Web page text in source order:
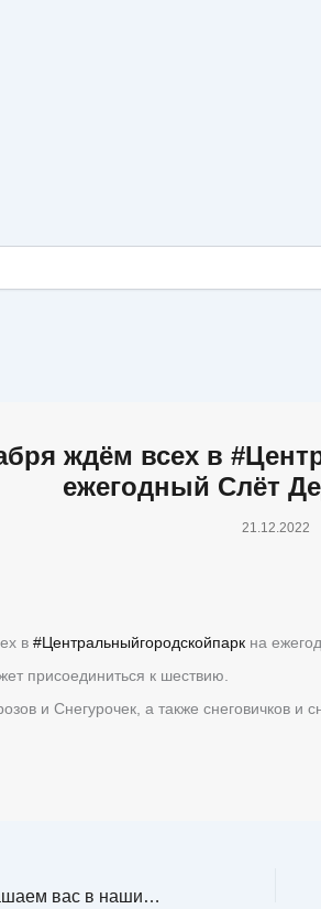
ждём всех в
ежегодный Слёт
21.12.2022
в #Центральныйгородскойпарк на
присоединиться к шествию.
и Снегурочек, а также снеговичков и
Дорогие друзья! Приглашаем вас в наши парки 24 декабря (суббота).До Нового года …